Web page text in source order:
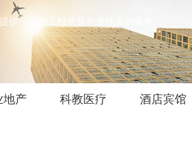
供一流的工程质量和最优质的服务
地产 科教医疗 酒店宾馆